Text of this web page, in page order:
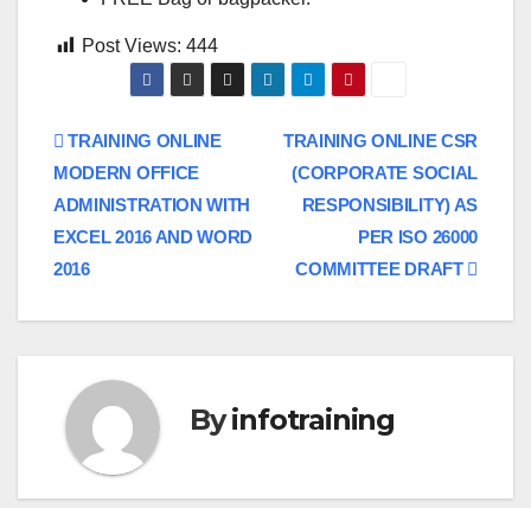
Post Views: 444
Post
navigation
TRAINING ONLINE CSR
(CORPORATE SOCIAL
RESPONSIBILITY) AS
PER ISO 26000
COMMITTEE DRAFT
TRAINING ONLINE
MODERN OFFICE
ADMINISTRATION WITH
EXCEL 2016 AND WORD
2016
Byinfotraining